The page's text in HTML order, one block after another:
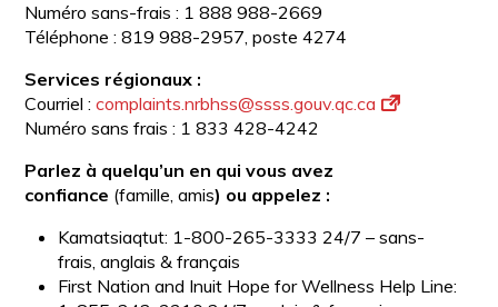
Numéro sans-frais : 1 888 988-2669
Téléphone : 819 988-2957, poste 4274
Services régionaux :
Courriel :complaints.nrbhss@ssss.gouv.qc.ca
Numéro sans frais : 1 833 428-4242
Parlez à quelqu’un en qui vous avez
confiance (famille, amis) ou appelez :
Kamatsiaqtut: 1-800-265-3333 24/7 – sans-
frais, anglais & français
First Nation and Inuit Hope for Wellness Help Line: